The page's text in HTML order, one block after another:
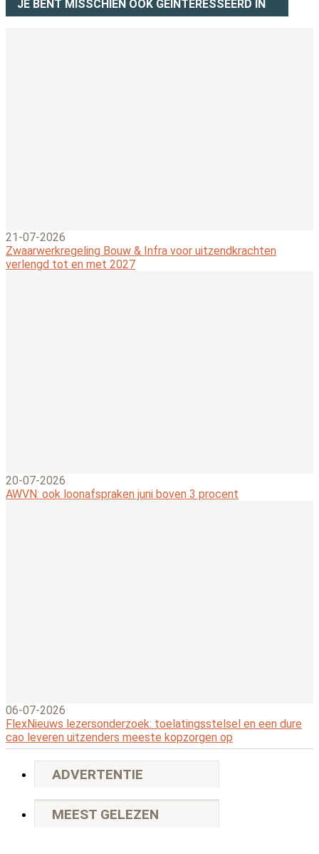
JE BENT MISSCHIEN OOK GEÏNTERESSEERD IN
21-07-2026
Zwaarwerkregeling Bouw & Infra voor uitzendkrachten
verlengd tot en met 2027
20-07-2026
AWVN: ook loonafspraken juni boven 3 procent
06-07-2026
FlexNieuws lezersonderzoek: toelatingsstelsel en een dure
cao leveren uitzenders meeste kopzorgen op
ADVERTENTIE
MEEST GELEZEN